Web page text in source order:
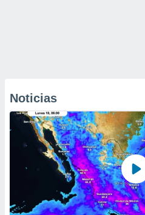
Noticias